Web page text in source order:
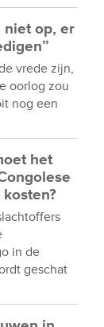
niet op, er
vrede zijn,
oorlog zou
nog een
het
in de
geschat